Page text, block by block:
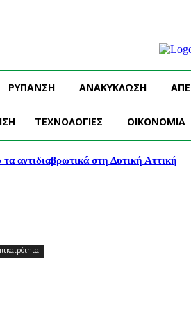
ΡΥΠΑΝΣΗ ΑΝΑΚΥΚΛΩΣΗ ΑΠΕ
ΤΕΧΝΟΛΟΓΙΕΣ OIKONOMIA
αντιδιαβρωτικά στη Δυτική Αττική